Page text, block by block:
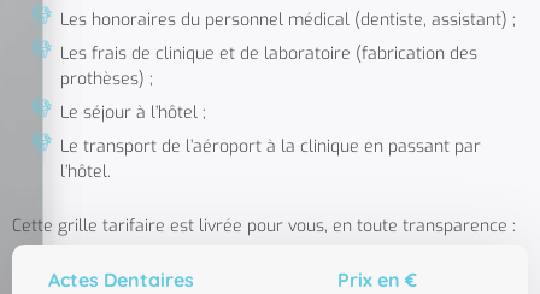
Les honoraires du personnel médical (dentiste, assistant) ;
Les frais de clinique et de laboratoire (fabrication des
prothèses) ;
Le séjour à l’hôtel ;
Le transport de l’aéroport à la clinique en passant par
l’hôtel.
Cette grille tarifaire est livrée pour vous, en toute transparence :
Actes Dentaires Prix en €